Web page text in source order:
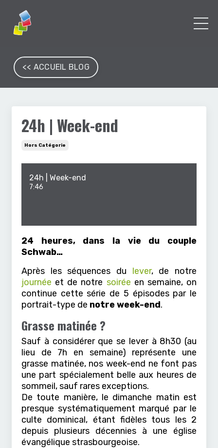
<< ACCUEIL BLOG
24h | Week-end
Hors Catégorie
24h | Week-end
7:46
24 heures, dans la vie du couple
Schwab…
Après les séquences du lever, de notre
journée et de notre soirée en semaine, on
continue cette série de 5 épisodes par le
portrait-type de notre week-end.
Grasse matinée ?
Sauf à considérer que se lever à 8h30 (au
lieu de 7h en semaine) représente une
grasse matinée, nos week-end ne font pas
une part spécialement belle aux heures de
sommeil, sauf rares exceptions.
De toute manière, le dimanche matin est
presque systématiquement marqué par le
culte dominical, étant fidèles tous les 2
depuis plusieurs décennies à une église
évangélique strasbourgeoise.